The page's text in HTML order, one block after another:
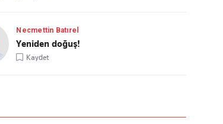
Necmettin Batırel
Yeniden doğuş!
Kaydet